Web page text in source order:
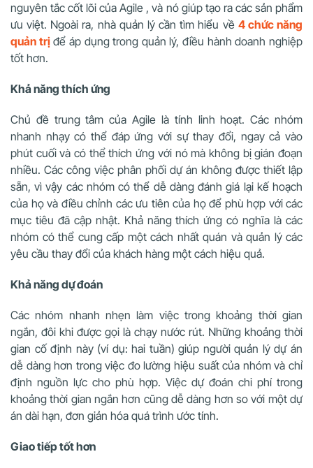
nguyên tắc cốt lõi của Agile , và nó giúp tạo ra các sản phẩm
ưu việt. Ngoài ra, nhà quản lý cần tìm hiểu về 4 chức năng
quản trịđể áp dụng trong quản lý, điều hành doanh nghiệp
tốt hơn.
Khả năng thích ứng
Chủ đề trung tâm của Agile là tính linh hoạt. Các nhóm
nhanh nhạy có thể đáp ứng với sự thay đổi, ngay cả vào
phút cuối và có thể thích ứng với nó mà không bị gián đoạn
nhiều. Các công việc phân phối dự án không được thiết lập
sẵn, vì vậy các nhóm có thể dễ dàng đánh giá lại kế hoạch
của họ và điều chỉnh các ưu tiên của họ để phù hợp với các
mục tiêu đã cập nhật. Khả năng thích ứng có nghĩa là các
nhóm có thể cung cấp một cách nhất quán và quản lý các
yêu cầu thay đổi của khách hàng một cách hiệu quả.
Khả năng dự đoán
Các nhóm nhanh nhẹn làm việc trong khoảng thời gian
ngắn, đôi khi được gọi là chạy nước rút. Những khoảng thời
gian cố định này (ví dụ: hai tuần) giúp người quản lý dự án
dễ dàng hơn trong việc đo lường hiệu suất của nhóm và chỉ
định nguồn lực cho phù hợp. Việc dự đoán chi phí trong
khoảng thời gian ngắn hơn cũng dễ dàng hơn so với một dự
án dài hạn, đơn giản hóa quá trình ước tính.
Giao tiếp tốt hơn